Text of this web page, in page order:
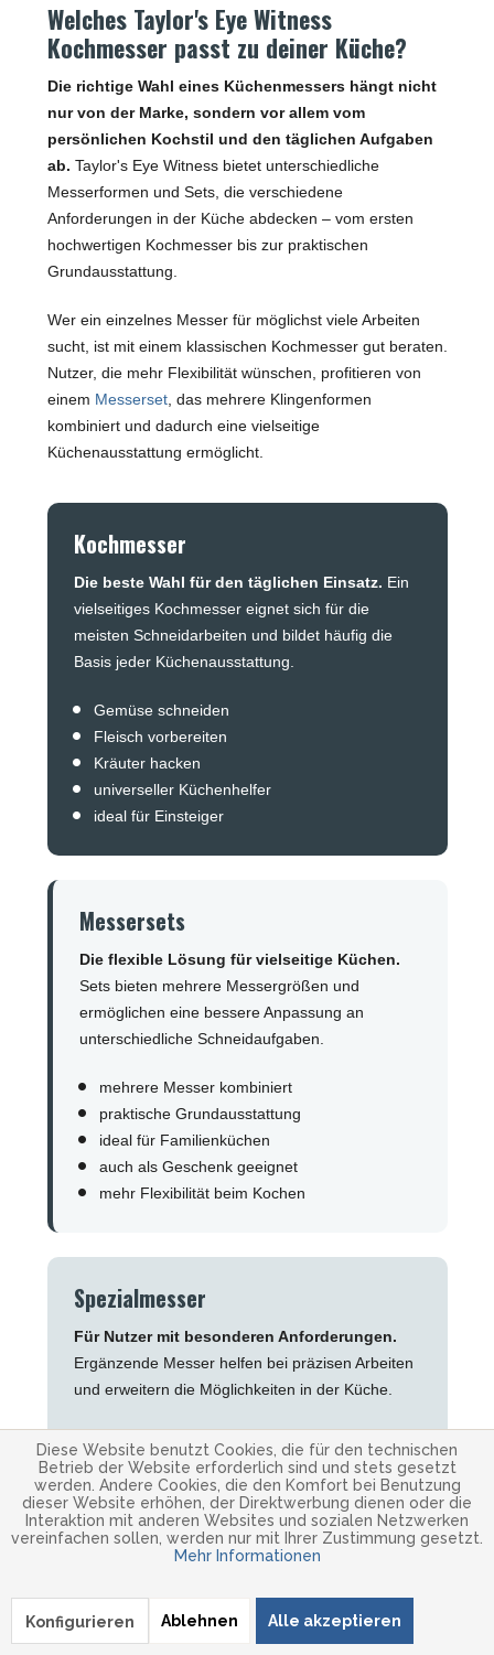
Welches Taylor's Eye Witness
Kochmesser passt zu deiner Küche?
Die richtige Wahl eines Küchenmessers hängt nicht
nur von der Marke, sondern vor allem vom
persönlichen Kochstil und den täglichen Aufgaben
ab. Taylor's Eye Witness bietet unterschiedliche
Messerformen und Sets, die verschiedene
Anforderungen in der Küche abdecken – vom ersten
hochwertigen Kochmesser bis zur praktischen
Grundausstattung.
Wer ein einzelnes Messer für möglichst viele Arbeiten
sucht, ist mit einem klassischen Kochmesser gut beraten.
Nutzer, die mehr Flexibilität wünschen, profitieren von
einem Messerset, das mehrere Klingenformen
kombiniert und dadurch eine vielseitige
Küchenausstattung ermöglicht.
Kochmesser
Die beste Wahl für den täglichen Einsatz. Ein
vielseitiges Kochmesser eignet sich für die
meisten Schneidarbeiten und bildet häufig die
Basis jeder Küchenausstattung.
Gemüse schneiden
Fleisch vorbereiten
Kräuter hacken
universeller Küchenhelfer
ideal für Einsteiger
Messersets
Die flexible Lösung für vielseitige Küchen.
Sets bieten mehrere Messergrößen und
ermöglichen eine bessere Anpassung an
unterschiedliche Schneidaufgaben.
mehrere Messer kombiniert
praktische Grundausstattung
ideal für Familienküchen
auch als Geschenk geeignet
mehr Flexibilität beim Kochen
Spezialmesser
Für Nutzer mit besonderen Anforderungen.
Ergänzende Messer helfen bei präzisen Arbeiten
und erweitern die Möglichkeiten in der Küche.
kontrollierte Schnitte
ergänzt größere Messer
für ambitionierte Hobbyköche
mehr Kontrolle im Detail
Diese Website benutzt Cookies, die für den technischen
Betrieb der Website erforderlich sind und stets gesetzt
werden. Andere Cookies, die den Komfort bei Benutzung
dieser Website erhöhen, der Direktwerbung dienen oder die
Interaktion mit anderen Websites und sozialen Netzwerken
vereinfachen sollen, werden nur mit Ihrer Zustimmung gesetzt.
Mehr Informationen
Ablehnen Alle akzeptieren
Konfigurieren